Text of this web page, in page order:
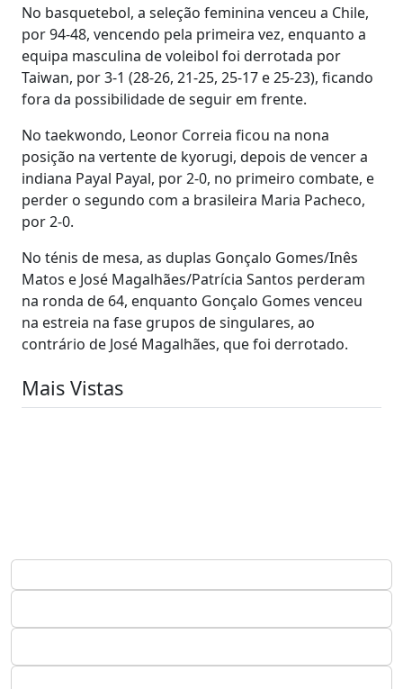
No basquetebol, a seleção feminina venceu a Chile,
por 94-48, vencendo pela primeira vez, enquanto a
equipa masculina de voleibol foi derrotada por
Taiwan, por 3-1 (28-26, 21-25, 25-17 e 25-23), ficando
fora da possibilidade de seguir em frente.
No taekwondo, Leonor Correia ficou na nona
posição na vertente de kyorugi, depois de vencer a
indiana Payal Payal, por 2-0, no primeiro combate, e
perder o segundo com a brasileira Maria Pacheco,
por 2-0.
No ténis de mesa, as duplas Gonçalo Gomes/Inês
Matos e José Magalhães/Patrícia Santos perderam
na ronda de 64, enquanto Gonçalo Gomes venceu
na estreia na fase grupos de singulares, ao
contrário de José Magalhães, que foi derrotado.
Mais Vistas